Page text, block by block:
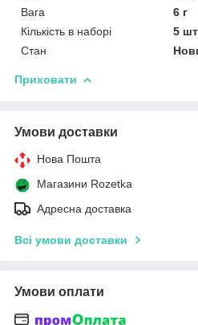
Вага
6 г
Кількість в наборі
5
Стан
Приховати
Умови доставки
Нова Пошта
Магазини Rozetka
Адресна доставка
Всі умови доставки
Умови оплати